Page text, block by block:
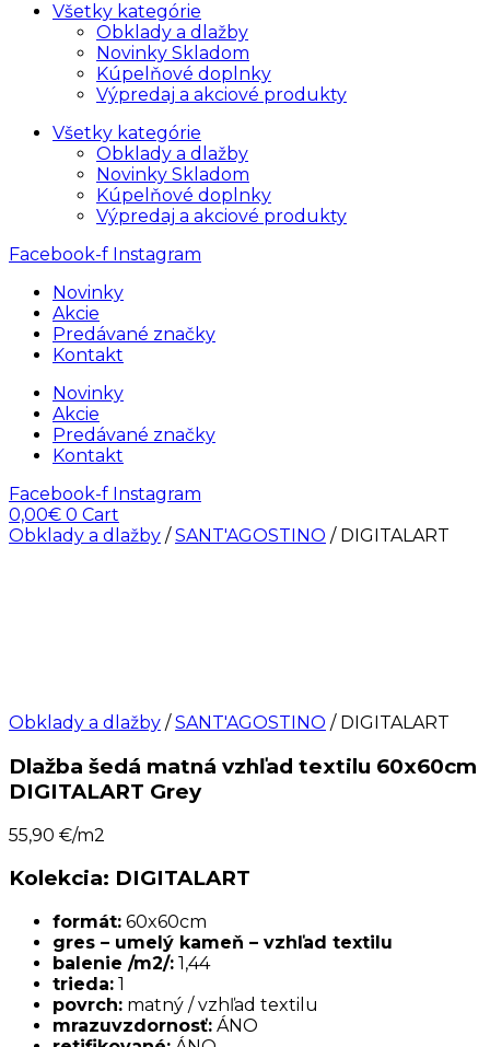
Všetky kategórie
Obklady a dlažby
Novinky Skladom
Kúpelňové doplnky
Výpredaj a akciové produkty
Všetky kategórie
Obklady a dlažby
Novinky Skladom
Kúpelňové doplnky
Výpredaj a akciové produkty
Facebook-f Instagram
Novinky
Akcie
Predávané značky
Kontakt
Novinky
Akcie
Predávané značky
Kontakt
Facebook-f Instagram
0,00€ 0 Cart
Obklady a dlažby /SANT'AGOSTINO / DIGITALART
Obklady a dlažby /SANT'AGOSTINO / DIGITALART
Dlažba šedá matná vzhľad textilu 60x60cm
DIGITALART Grey
55,90 €/m2
Kolekcia: DIGITALART
formát: 60x60cm
gres – umelý kameň – vzhľad textilu
balenie /m2/: 1,44
trieda: 1
povrch: matný / vzhľad textilu
mrazuvzdornosť: ÁNO